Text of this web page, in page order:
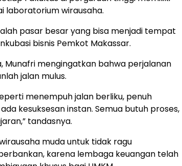
laboratorium wirausaha.
pasar besar yang bisa menjadi tempat
bisnis Pemkot Makassar.
Munafri mengingatkan bahwa perjalanan
jalan mulus.
menempuh jalan berliku, penuh
kesuksesan instan. Semua butuh proses,
tandasnya.
muda untuk tidak ragu
karena lembaga keuangan telah